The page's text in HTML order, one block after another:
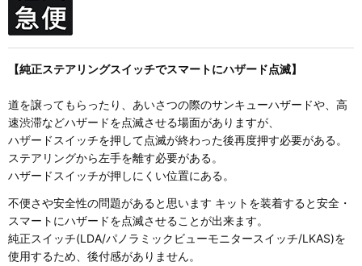
【純正ステアリングスイッチでスマートにハザード点滅】
道を譲ってもらったり、あいさつの際のサンキューハザードや、高
速渋滞などハザードを点滅させる場面がありますが、
ハザードスイッチを押して点滅が終わった後再度押す必要がある。
ステアリングから左手を離す必要がある。
ハザードスイッチが押しにくい位置にある。
不便さや安全性の問題があると思います キットを装着すると安全・
スマートにハザードを点滅させることが出来ます。
純正スイッチ(LDA/パノラミックビューモニタースイッチ/LKAS)を
使用するため、後付感がありません。